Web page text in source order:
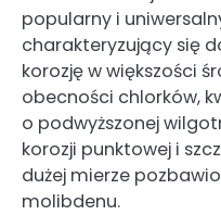
popularny i
charakteryzujący się
korozję w większości
obecności chlorków,
o podwyższonej
korozji punktowej i
dużej mierze
molibdenu.